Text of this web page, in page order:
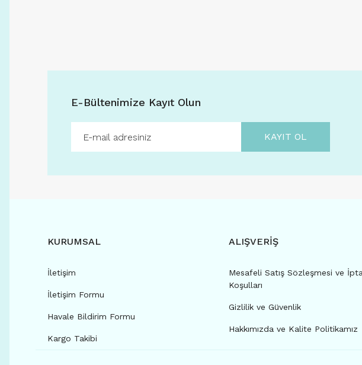
E-Bültenimize Kayıt Olun
KAYIT OL
KURUMSAL
İletişim
İletişim Formu
Havale Bildirim Formu
Kargo Takibi
ALIŞVERİŞ
Mesafeli Satış Sözleşmesi ve
Koşulları
Gizlilik ve Güvenlik
Hakkımızda ve Kalite Politikamız